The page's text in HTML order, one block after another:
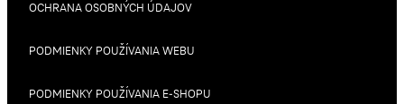
OCHRANA OSOBNÝCH ÚDAJOV
PODMIENKY POUŽÍVANIA WEBU
PODMIENKY POUŽÍVANIA E-SHOPU